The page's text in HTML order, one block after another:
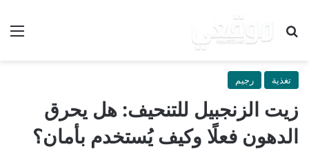
بحث عن
تغذية رجيم
زيت الزنجبيل للتنحيف: هل يحرق
الدهون فعلًا وكيف يُستخدم بأمان؟